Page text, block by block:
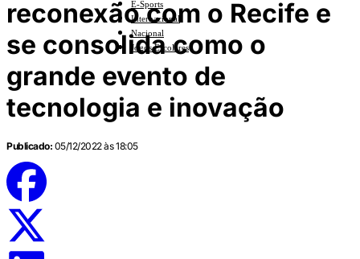
E-Sports
Internacional
Nacional
Jogos Escolares
reconexão com o Recife e
se consolida como o
grande evento de
tecnologia e inovação
Publicado: 05/12/2022 às 18:05